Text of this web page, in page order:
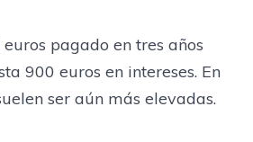
pagado en tres años
900 euros en intereses. En
ser aún más elevadas.